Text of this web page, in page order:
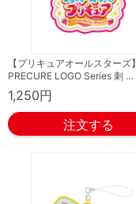
【プリキュアオールスターズ】
PRECURE LOGO Series 刺 …
1,250円